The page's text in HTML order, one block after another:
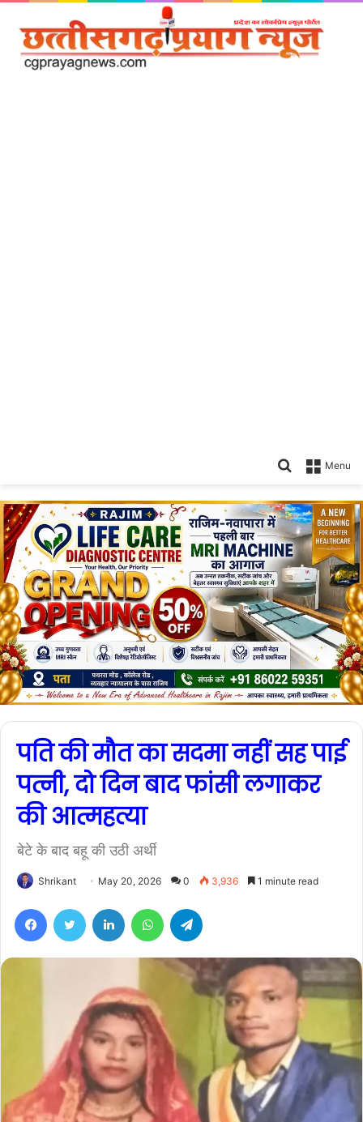
Menu
Search
पति की मौत का सदमा नहीं सह पाई
पत्नी, दो दिन बाद फांसी लगाकर
की आत्महत्या
बेटे के बाद बहू की उठी अर्थी
Shrikant May 20, 2026 0 3,936 1 minute read